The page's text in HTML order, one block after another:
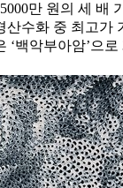
만 원의 세 배
산수화 중 최고가
‘백악부아암’으